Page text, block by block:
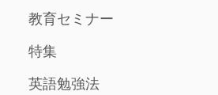
教育セミナー
特集
英語勉強法